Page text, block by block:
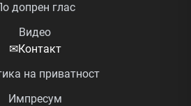
допрен глас
Видео
✉Контакт
на приватност
Импресум